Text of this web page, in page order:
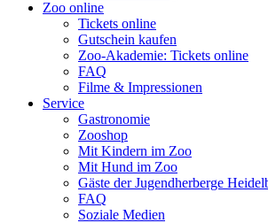
Zoo online
Tickets online
Gutschein kaufen
Zoo-Akademie: Tickets online
FAQ
Filme & Impressionen
Service
Gastronomie
Zooshop
Mit Kindern im Zoo
Mit Hund im Zoo
Gäste der Jugendherberge
FAQ
Soziale Medien